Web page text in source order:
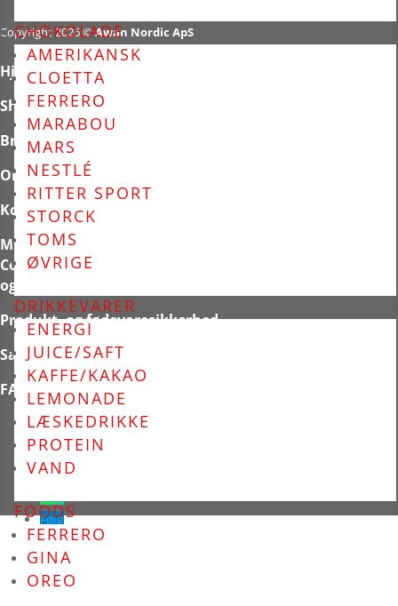
CHOKOLADE
AMERIKANSK
CLOETTA
FERRERO
MARABOU
MARS
NESTLÉ
RITTER SPORT
STORCK
TOMS
ØVRIGE
DRIKKEVARER
ENERGI
JUICE/SAFT
KAFFE/KAKAO
LEMONADE
LÆSKEDRIKKE
PROTEIN
VAND
FOODS
FERRERO
GINA
OREO
Copyright 2026 ©Awan Nordic ApS
Hjem
Shop
Brands
Om os
Kontakt
Min Konto
Cookie-
og privatlivspolitik
Produkt- og fødevaresikkerhed
Salgs- og leveringsbetingelser
FAQS
Følg
Luk
Cookies